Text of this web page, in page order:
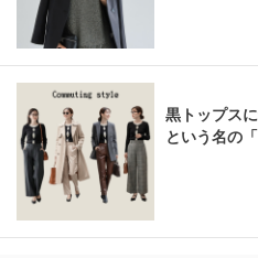
黒トップス
という名の